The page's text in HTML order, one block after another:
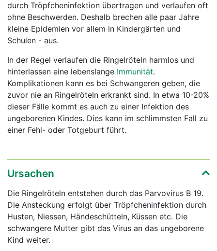
durch Tröpfcheninfektion übertragen und verlaufen oft
ohne Beschwerden. Deshalb brechen alle paar Jahre
kleine Epidemien vor allem in Kindergärten und
Schulen - aus.
In der Regel verlaufen die Ringelröteln harmlos und
hinterlassen eine lebenslange Immunität.
Komplikationen kann es bei Schwangeren geben, die
zuvor nie an Ringelröteln erkrankt sind. In etwa 10-20%
dieser Fälle kommt es auch zu einer Infektion des
ungeborenen Kindes. Dies kann im schlimmsten Fall zu
einer Fehl- oder Totgeburt führt.
Ursachen
Die Ringelröteln entstehen durch das Parvovirus B 19.
Die Ansteckung erfolgt über Tröpfcheninfektion durch
Husten, Niessen, Händeschütteln, Küssen etc. Die
schwangere Mutter gibt das Virus an das ungeborene
Kind weiter.